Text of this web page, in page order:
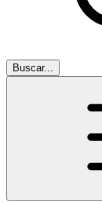
Buscar...